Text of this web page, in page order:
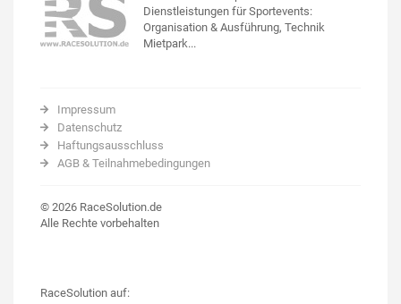
Dienstleistungen für Sportevents:
Organisation & Ausführung, Technik
Mietpark...
Impressum
Datenschutz
Haftungsausschluss
AGB & Teilnahmebedingungen
© 2026 RaceSolution.de
Alle Rechte vorbehalten
RaceSolution auf: